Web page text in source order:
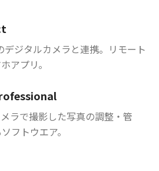
ジタルカメラと連携。リモート
アプリ。
ラで撮影した写真の調整・管
フトウエア。